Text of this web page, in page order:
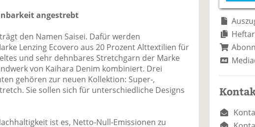
angestrebt
den Namen Saisei. Dafür werden
Lenzing Ecovero aus 20 Prozent Alttextilien für
und sehr dehnbares Stretchgarn der Marke
von Kaihara Denim kombiniert. Drei
gehören zur neuen Kollektion: Super-,
Sie sollen sich für unterschiedliche Designs
ist es, Netto-Null-Emissionen zu